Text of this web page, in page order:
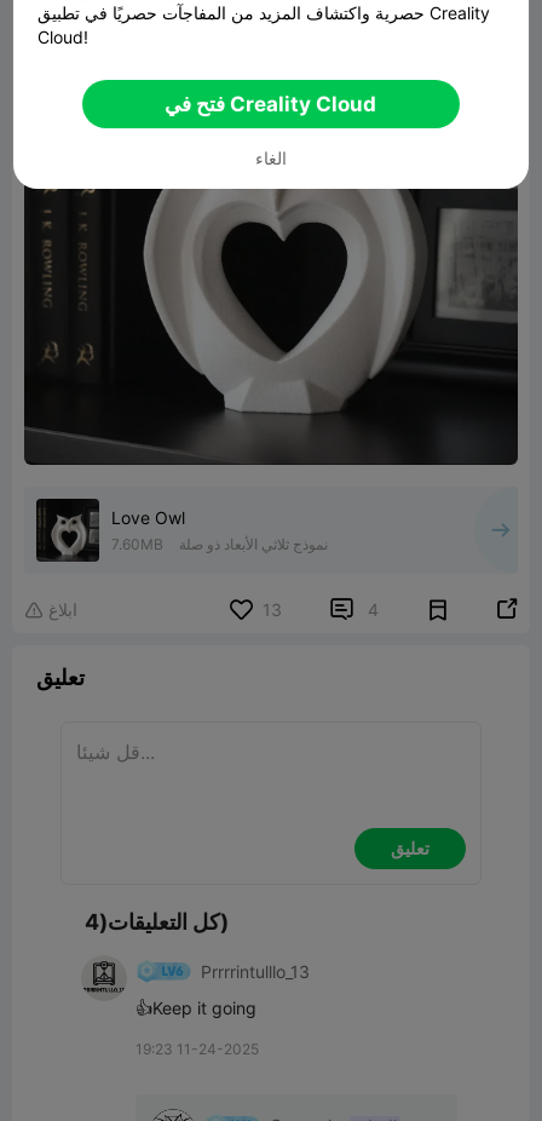
Love Owl
7.60MB نموذج ثلاثي الأبعاد ذو صلة
 ابلاغ 13  4 
تعليق
تعليق
كل التعليقات(4)
Prrrrintulllo_13
👍Keep it going
19:23 11-24-2025
حصرية واكتشاف المزيد من المفاجآت حصريًا في تطبيق Creality
Cloud!
فتح في Creality Cloud
الغاء